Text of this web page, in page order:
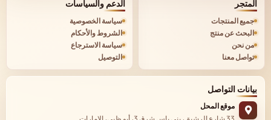
المتجر
جميع المنتجات
البحث عن منتج
من نحن
تواصل معنا
الدعم والسياسات
سياسة الخصوصية
الشروط والأحكام
سياسة الاسترجاع
التوصيل
بيانات التواصل
موقع المحل